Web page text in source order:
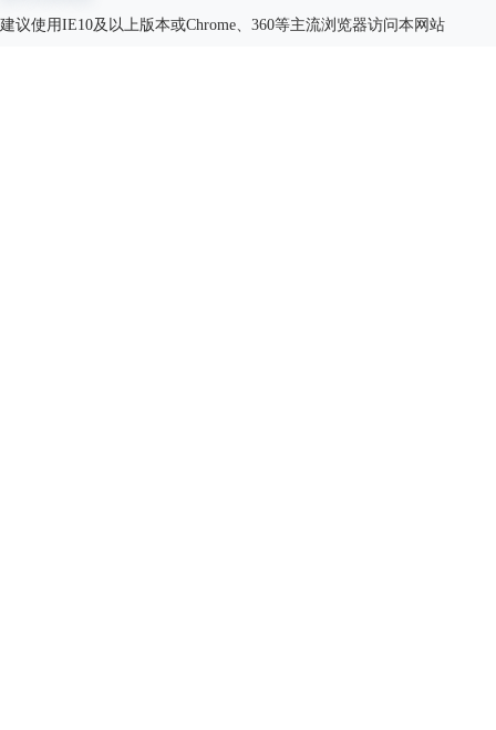
建议使用IE10及以上版本或Chrome、360等主流浏览器访问本网站